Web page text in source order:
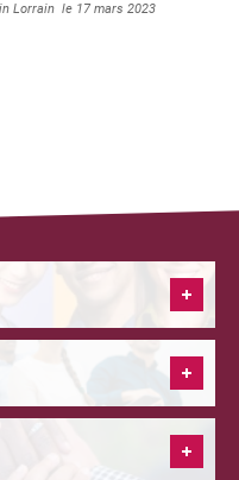
Lorrain le 17 mars 2023